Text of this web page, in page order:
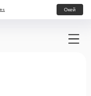
Окей